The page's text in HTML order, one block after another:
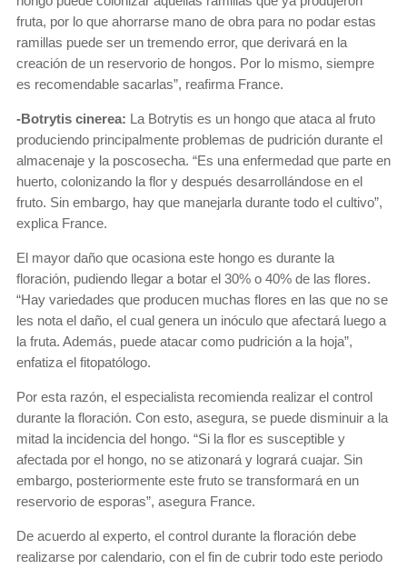
fruta, por lo que ahorrarse mano de obra para no podar estas
ramillas puede ser un tremendo error, que derivará en la
creación de un reservorio de hongos. Por lo mismo, siempre
es recomendable sacarlas”, reafirma France.
-Botrytis cinerea: La Botrytis es un hongo que ataca al fruto
produciendo principalmente problemas de pudrición durante el
almacenaje y la poscosecha. “Es una enfermedad que parte en
huerto, colonizando la flor y después desarrollándose en el
fruto. Sin embargo, hay que manejarla durante todo el cultivo”,
explica France.
El mayor daño que ocasiona este hongo es durante la
floración, pudiendo llegar a botar el 30% o 40% de las flores.
“Hay variedades que producen muchas flores en las que no se
les nota el daño, el cual genera un inóculo que afectará luego a
la fruta. Además, puede atacar como pudrición a la hoja”,
enfatiza el fitopatólogo.
Por esta razón, el especialista recomienda realizar el control
durante la floración. Con esto, asegura, se puede disminuir a la
mitad la incidencia del hongo. “Si la flor es susceptible y
afectada por el hongo, no se atizonará y logrará cuajar. Sin
embargo, posteriormente este fruto se transformará en un
reservorio de esporas”, asegura France.
De acuerdo al experto, el control durante la floración debe
realizarse por calendario, con el fin de cubrir todo este periodo